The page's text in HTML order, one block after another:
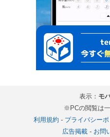
表示： モ
※PCの閲覧は
利用規約 - プライバシー
広告掲載- お問